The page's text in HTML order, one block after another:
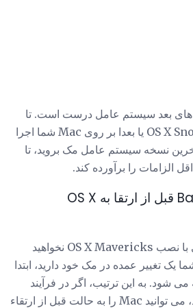
های بعد سیستم عامل درست است. تا
زمانی که OS X Snow Leopard یا بعدا بر روی Mac شما اجرا
نسخه سیستم عامل مک بروید، تا
Back Up Your Data قبل از ارتقا به OS X
شما احتمالا هیچ مشکلی با نصب OS X Mavericks نخواهید
یک تغییر عمده در مک خود دارید، ابتدا
شود. به این ترتیب، اگر در فرآیند
نصب چیزی اشتباه باشد، می توانید Mac را به حالت قبل از ارتقاء